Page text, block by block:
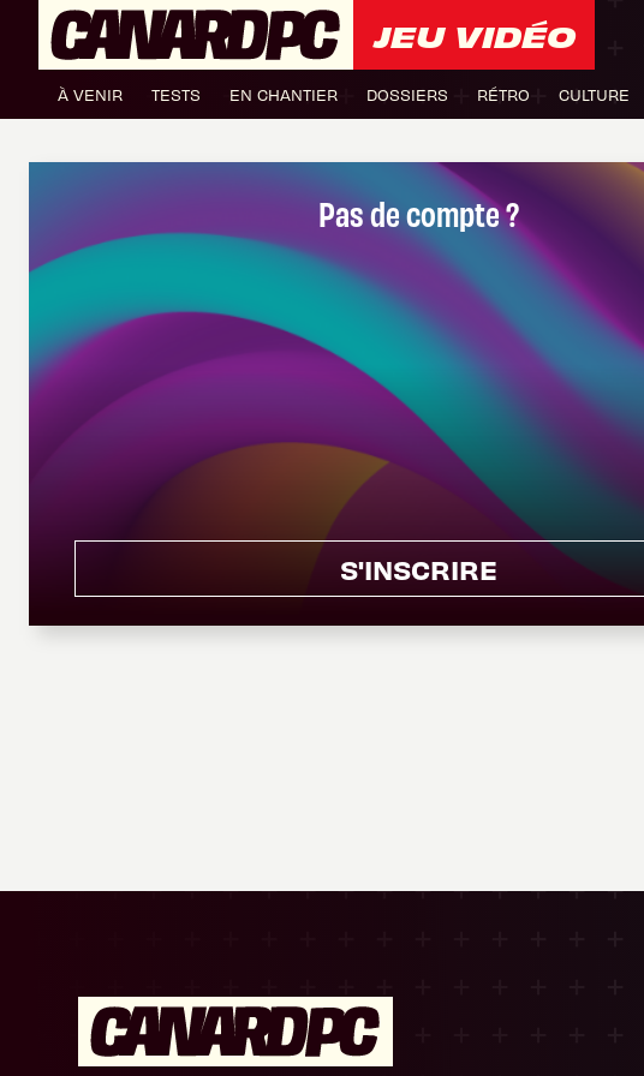
JEU VIDÉO
À VENIR TESTS EN CHANTIER DOSSIERS RÉTRO CULTURE
Pas de compte ?
S'INSCRIRE